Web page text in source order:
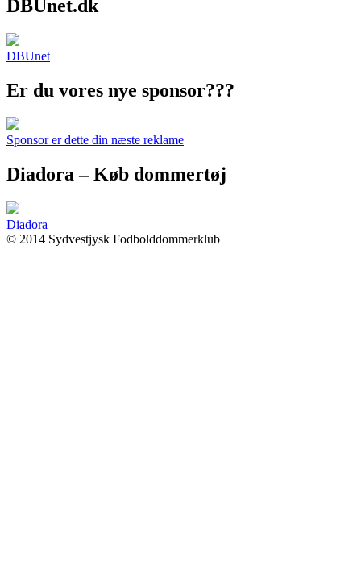
DBUnet.dk
DBUnet
Er du vores nye sponsor???
Sponsor er dette din næste reklame
Diadora – Køb dommertøj
Diadora
© 2014 Sydvestjysk Fodbolddommerklub